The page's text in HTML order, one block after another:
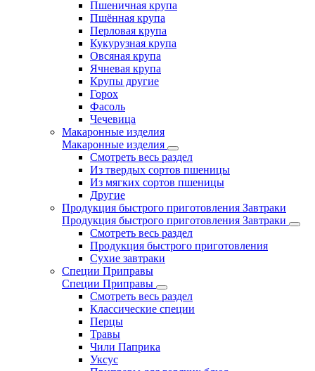
Пшеничная крупа
Пшённая крупа
Перловая крупа
Кукурузная крупа
Овсяная крупа
Ячневая крупа
Крупы другие
Горох
Фасоль
Чечевица
Макаронные изделия
Макаронные изделия
Смотреть весь раздел
Из твердых сортов пшеницы
Из мягких сортов пшеницы
Другие
Продукция быстрого приготовления Завтраки
Продукция быстрого приготовления Завтраки
Смотреть весь раздел
Продукция быстрого приготовления
Сухие завтраки
Специи Приправы
Специи Приправы
Смотреть весь раздел
Классические специи
Перцы
Травы
Чили Паприка
Уксус